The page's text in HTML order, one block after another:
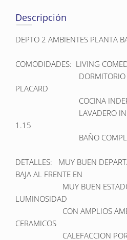
Descripción
DEPTO 2 AMBIENTES PLANTA
COMODIDADES:  LIVING
PLACARD
1.15
DETALLES:   MUY BUEN
BAJA AL FRENTE EN
LUMINOSIDAD
CERAMICOS